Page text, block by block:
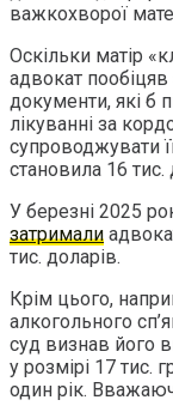
важкохворої
Оскільки матір
адвокат пообіцяв
документи, які б
лікуванні за
супроводжувати
становила 16
У березні 2025
затримали
тис. доларів.
Крім цього,
алкогольного
суд визнав його
у розмірі 17 тис.
один рік.